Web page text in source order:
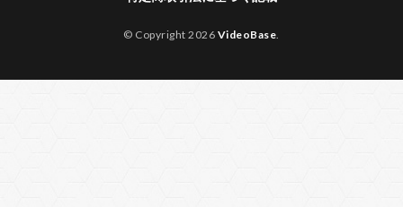
© Copyright 2026 VideoBase.